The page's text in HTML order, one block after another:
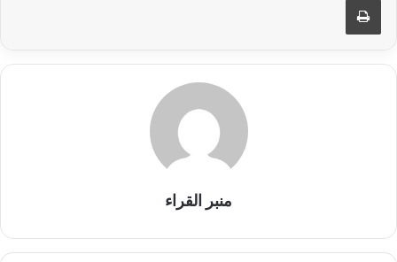
منبر القراء